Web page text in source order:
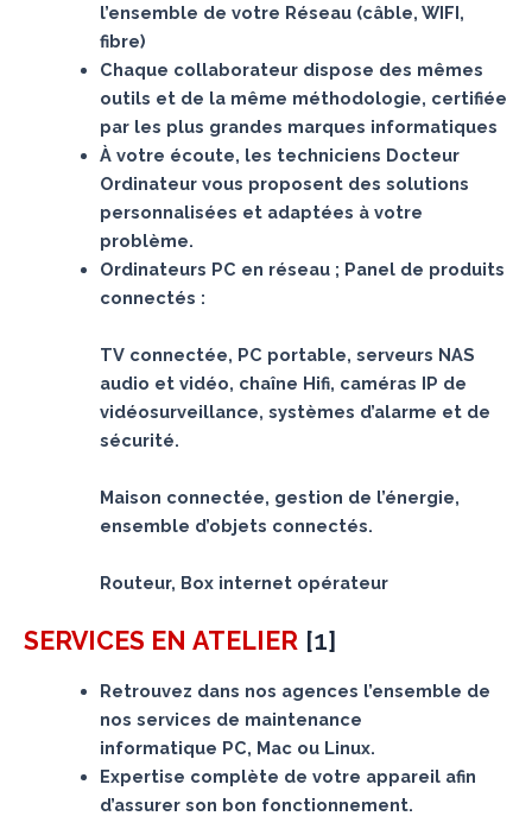
l’ensemble de votre Réseau (câble, WIFI,
fibre)
Chaque collaborateur dispose des mêmes
outils et de la même méthodologie, certifiée
par les plus grandes marques informatiques
À votre écoute, les techniciens Docteur
Ordinateur vous proposent des solutions
personnalisées et adaptées à votre
problème.
Ordinateurs PC en réseau ; Panel de produits
connectés :
TV connectée, PC portable, serveurs NAS
audio et vidéo, chaîne Hifi, caméras IP de
vidéosurveillance, systèmes d’alarme et de
sécurité.
Maison connectée, gestion de l’énergie,
ensemble d’objets connectés.
Routeur, Box internet opérateur
SERVICES EN ATELIER [1]
Retrouvez dans nos agences l’ensemble de
nos services de maintenance
informatique PC, Mac ou Linux.
Expertise complète de votre appareil afin
d’assurer son bon fonctionnement.